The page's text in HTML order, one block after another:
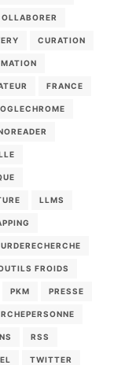
CURATION
FRANCE
LLMS
FROIDS
PKM PRESSE
RSS
TWITTER